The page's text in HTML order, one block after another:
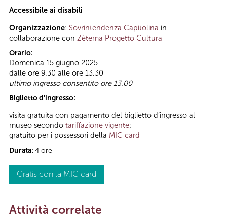
Accessibile ai disabili
Organizzazione: Sovrintendenza Capitolina in
collaborazione con Zètema Progetto Cultura
Orario:
Domenica 15 giugno 2025
dalle ore 9.30 alle ore 13.30
ultimo ingresso consentito ore 13.00
Biglietto d'ingresso:
visita gratuita con pagamento del biglietto d’ingresso al
museo secondo tariffazione vigente;
gratuito per i possessori della MIC card
Durata: 4 ore
Gratis con la MIC card
Attività correlate